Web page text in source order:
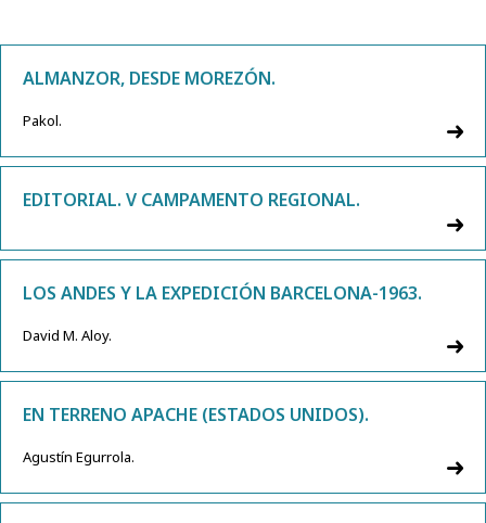
ALMANZOR, DESDE MOREZÓN.
Pakol.
EDITORIAL. V CAMPAMENTO REGIONAL.
LOS ANDES Y LA EXPEDICIÓN BARCELONA-1963.
David M. Aloy.
EN TERRENO APACHE (ESTADOS UNIDOS).
Agustín Egurrola.